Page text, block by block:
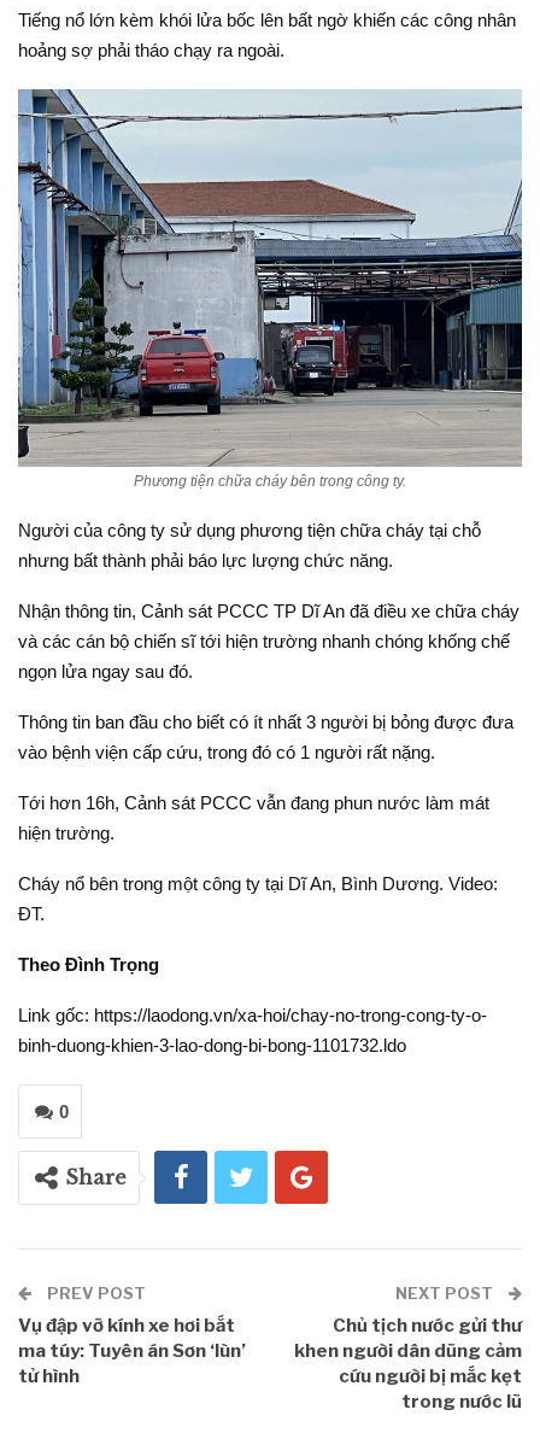
Tiếng nổ lớn kèm khói lửa bốc lên bất ngờ khiến các công nhân
hoảng sợ phải tháo chạy ra ngoài.
Phương tiện chữa cháy bên trong công ty.
Người của công ty sử dụng phương tiện chữa cháy tại chỗ
nhưng bất thành phải báo lực lượng chức năng.
Nhận thông tin, Cảnh sát PCCC TP Dĩ An đã điều xe chữa cháy
và các cán bộ chiến sĩ tới hiện trường nhanh chóng khống chế
ngọn lửa ngay sau đó.
Thông tin ban đầu cho biết có ít nhất 3 người bị bỏng được đưa
vào bệnh viện cấp cứu, trong đó có 1 người rất nặng.
Tới hơn 16h, Cảnh sát PCCC vẫn đang phun nước làm mát
hiện trường.
Cháy nổ bên trong một công ty tại Dĩ An, Bình Dương. Video:
ĐT.
Theo Đình Trọng
Link gốc: https://laodong.vn/xa-hoi/chay-no-trong-cong-ty-o-
binh-duong-khien-3-lao-dong-bi-bong-1101732.ldo
0
Share
PREV POST
Vụ đập vỡ kính xe hơi bắt
ma túy: Tuyên án Sơn ‘lùn’
tử hình
NEXT POST
Chủ tịch nước gửi thư
khen người dân dũng cảm
cứu người bị mắc kẹt
trong nước lũ